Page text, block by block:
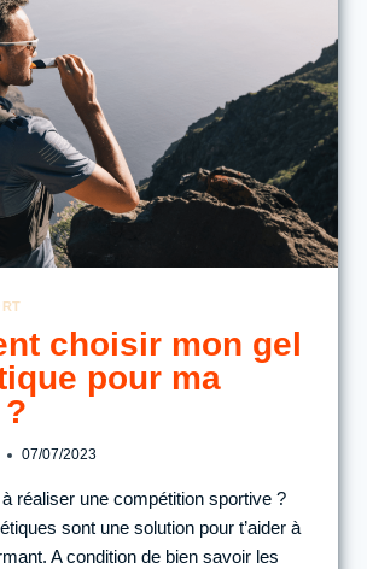
MENACE
SPORTIFS
choisir mon gel
pour ma
07/07/2023
réaliser une compétition sportive ?
sont une solution pour t’aider à
A condition de bien savoir les